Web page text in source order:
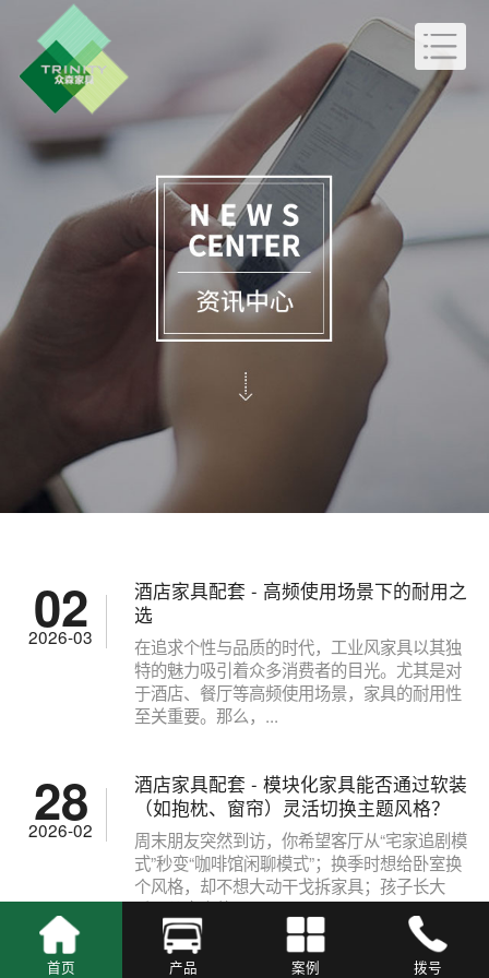
02
2026-03
酒店家具配套 - 高频使用场景下的耐用之
选
在追求个性与品质的时代，工业风家具以其独
特的魅力吸引着众多消费者的目光。尤其是对
于酒店、餐厅等高频使用场景，家具的耐用性
至关重要。那么，...
28
2026-02
酒店家具配套 - 模块化家具能否通过软装
（如抱枕、窗帘）灵活切换主题风格？
周末朋友突然到访，你希望客厅从“宅家追剧模
式”秒变“咖啡馆闲聊模式”；换季时想给卧室换
个风格，却不想大动干戈拆家具；孩子长大
后，儿童房的...
首页 产品 案例 拨号